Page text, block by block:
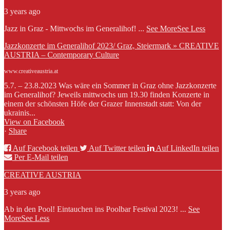
3 years ago
Jazz in Graz - Mittwochs im Generalihof! ... See MoreSee Less
Jazzkonzerte im Generalihof 2023/ Graz, Steiermark » CREATIVE
AUSTRIA – Contemporary Culture
www.creativeaustria.at
5.7. – 23.8.2023 Was wäre ein Sommer in Graz ohne Jazzkonzerte
im Generalihof? Jeweils mittwochs um 19.30 finden Konzerte in
einem der schönsten Höfe der Grazer Innenstadt statt: Von der
ukrainis...
View on Facebook
· Share
Auf Facebook teilen
Auf Twitter teilen
Auf LinkedIn teilen
Per E-Mail teilen
CREATIVE AUSTRIA
3 years ago
Ab in den Pool! Eintauchen ins Poolbar Festival 2023! ... See
MoreSee Less